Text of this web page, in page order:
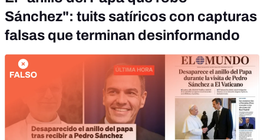
Sánchez": tuits satíricos con capturas
falsas que terminan desinformando